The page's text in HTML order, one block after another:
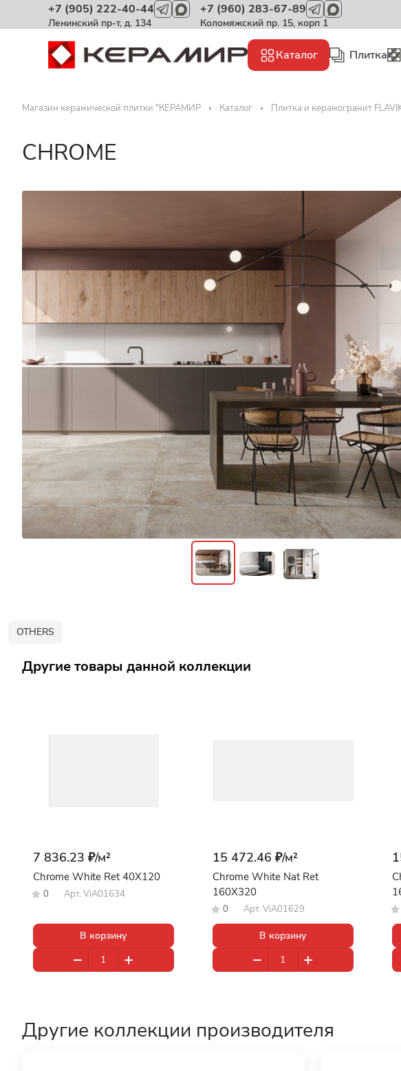
+7 (905) 222-40-44
Ленинский пр-т, д. 134
+7 (960) 283-67-89
Коломяжский пр. 15, корп 1
Каталог Плитка
Магазин керамической плитки "КЕРАМИР Каталог Плитка и керамогранит
CHROME
OTHERS
Другие товары данной коллекции
7 836.23 ₽/м²
Chrome White Ret 40X120
0 Арт. ViA01634
В корзину
15 472.46 ₽/м²
Chrome White Nat Ret
160X320
0 Арт. ViA01629
В корзину
Другие коллекции производителя